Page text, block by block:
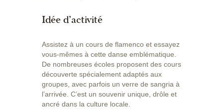
Idée d’activité
Assistez à un cours de flamenco et essayez
vous-mêmes à cette danse emblématique.
De nombreuses écoles proposent des cours
découverte spécialement adaptés aux
groupes, avec parfois un verre de sangria à
l’arrivée. C’est un souvenir unique, drôle et
ancré dans la culture locale.